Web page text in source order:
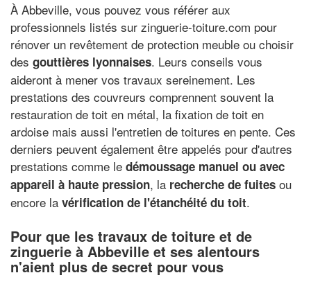
À Abbeville, vous pouvez vous référer aux
professionnels listés sur zinguerie-toiture.com pour
rénover un revêtement de protection meuble ou choisir
des gouttières lyonnaises. Leurs conseils vous
aideront à mener vos travaux sereinement. Les
prestations des couvreurs comprennent souvent la
restauration de toit en métal, la fixation de toit en
ardoise mais aussi l'entretien de toitures en pente. Ces
derniers peuvent également être appelés pour d'autres
prestations comme le démoussage manuel ou avec
appareil à haute pression, la recherche de fuites ou
encore la vérification de l'étanchéité du toit.
Pour que les travaux de toiture et de
zinguerie à Abbeville et ses alentours
n'aient plus de secret pour vous